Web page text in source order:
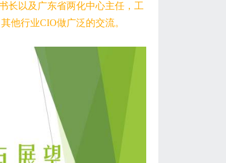
长以及广东省两化中心主任，工
他行业CIO做广泛的交流。